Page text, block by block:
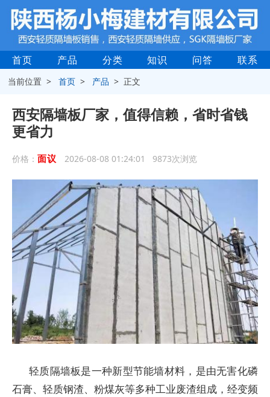
首页 产品 分类 知识 问答 联系
当前位置 >首页 > 产品 > 正文
西安隔墙板厂家，值得信赖，省时省钱
更省力
价格： 面议 2026-08-08 01:24:01 9873次浏览
轻质隔墙板是一种新型节能墙材料，是由无害化磷
石膏、轻质钢渣、粉煤灰等多种工业废渣组成，经变频